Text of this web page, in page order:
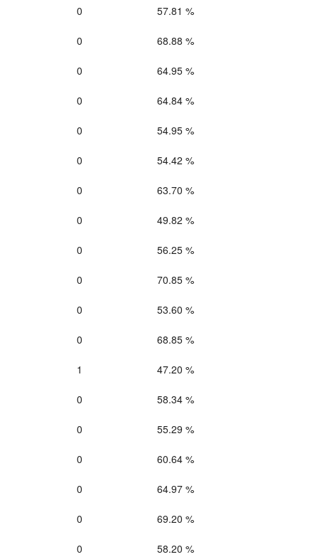
0 57.81 %
0 68.88 %
0 64.95 %
0 64.84 %
0 54.95 %
0 54.42 %
0 63.70 %
0 49.82 %
0 56.25 %
0 70.85 %
0 53.60 %
0 68.85 %
1 47.20 %
0 58.34 %
0 55.29 %
0 60.64 %
0 64.97 %
0 69.20 %
0 58.20 %